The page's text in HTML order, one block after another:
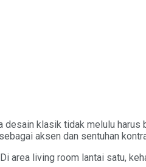
klasik tidak melulu harus
aksen dan sentuhan
area living room lantai satu,